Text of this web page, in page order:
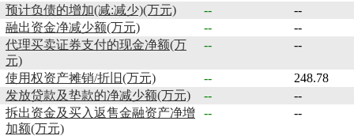
预计负债的增加(减:减少)(万元)
--
--
融出资金净减少额(万元)
--
--
代理买卖证券支付的现金净额(万
元)
-- --
使用权资产摊销/折旧(万元) --
248.78
发放贷款及垫款的净减少额(万元)
--
--
拆出资金及买入返售金融资产净增
加额(万元)
-- --